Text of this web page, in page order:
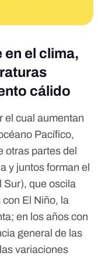
en el clima,
cálido
el cual aumentan
Pacífico,
otras partes del
y juntos forman el
Sur), que oscila
El Niño, la
en los años con
general de las
variaciones